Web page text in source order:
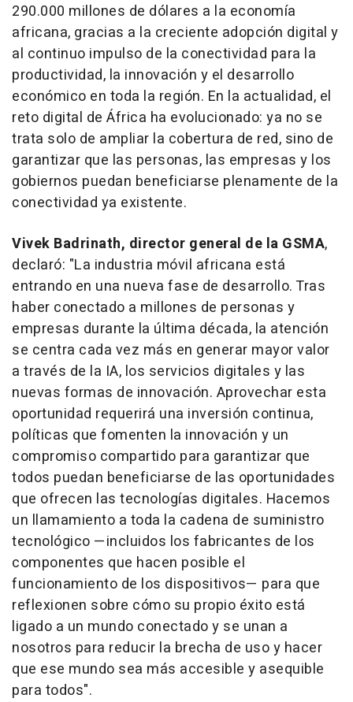
290.000 millones de dólares a la economía
africana, gracias a la creciente adopción digital y
al continuo impulso de la conectividad para la
productividad, la innovación y el desarrollo
económico en toda la región. En la actualidad, el
reto digital de África ha evolucionado: ya no se
trata solo de ampliar la cobertura de red, sino de
garantizar que las personas, las empresas y los
gobiernos puedan beneficiarse plenamente de la
conectividad ya existente.
Vivek Badrinath, director general de la GSMA,
declaró: "La industria móvil africana está
entrando en una nueva fase de desarrollo. Tras
haber conectado a millones de personas y
empresas durante la última década, la atención
se centra cada vez más en generar mayor valor
a través de la IA, los servicios digitales y las
nuevas formas de innovación. Aprovechar esta
oportunidad requerirá una inversión continua,
políticas que fomenten la innovación y un
compromiso compartido para garantizar que
todos puedan beneficiarse de las oportunidades
que ofrecen las tecnologías digitales. Hacemos
un llamamiento a toda la cadena de suministro
tecnológico —incluidos los fabricantes de los
componentes que hacen posible el
funcionamiento de los dispositivos— para que
reflexionen sobre cómo su propio éxito está
ligado a un mundo conectado y se unan a
nosotros para reducir la brecha de uso y hacer
que ese mundo sea más accesible y asequible
para todos".